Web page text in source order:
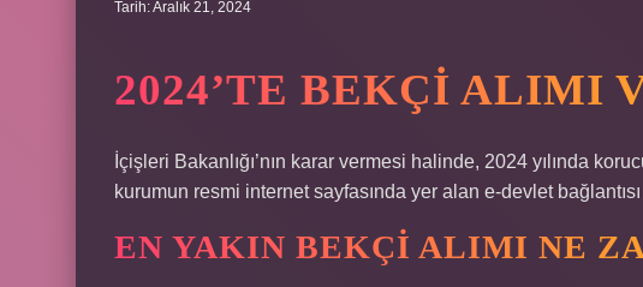
Tarih: Aralık 21, 2024
2024’TE BEKÇI ALIMI
İçişleri Bakanlığı’nın karar vermesi halinde, 2024 yılında
kurumun resmi internet sayfasında yer alan e-devlet
EN YAKIN BEKÇI ALIMI NE